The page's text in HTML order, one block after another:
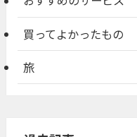
買ってよかったもの
旅